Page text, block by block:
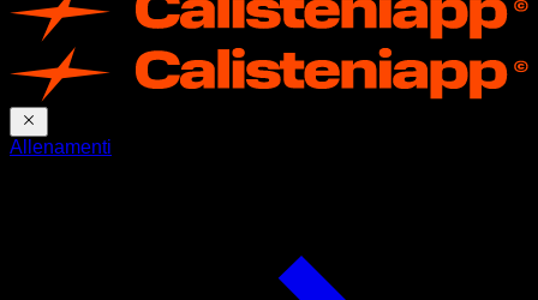
Allenamenti